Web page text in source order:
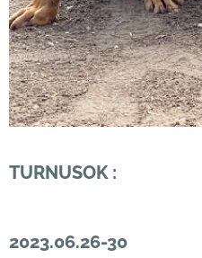
TURNUSOK :
2023.06.26-30